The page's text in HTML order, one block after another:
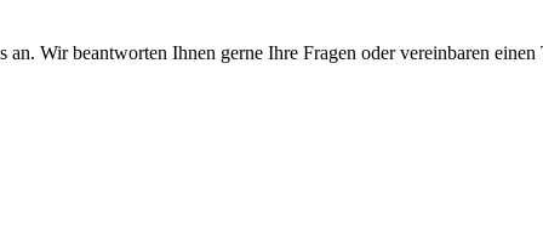
an. Wir beantworten Ihnen gerne Ihre Fragen oder vereinbaren